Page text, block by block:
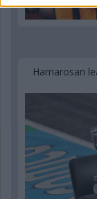
Hamarosan